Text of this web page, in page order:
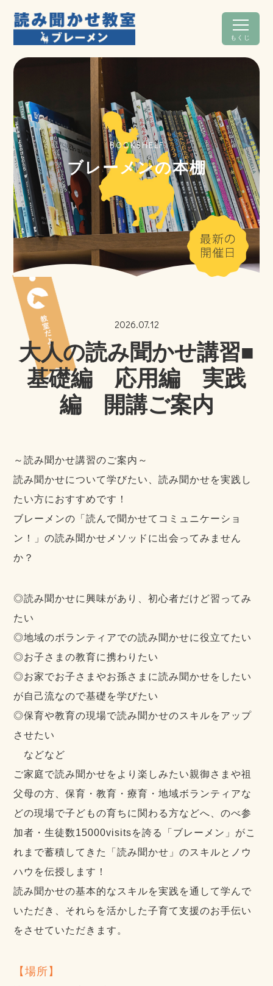
もくじ
BOOKSHELF
ブレーメンの本棚
2026.07.12
大人の読み聞かせ講習■
基礎編 応用編 実践
編 開講ご案内
～読み聞かせ講習のご案内～
読み聞かせについて学びたい、読み聞かせを実践し
たい方におすすめです！
ブレーメンの「読んで聞かせてコミュニケーショ
ン！」の読み聞かせメソッドに出会ってみません
か？
◎読み聞かせに興味があり、初心者だけど習ってみ
たい
◎地域のボランティアでの読み聞かせに役立てたい
◎お子さまの教育に携わりたい
◎お家でお子さまやお孫さまに読み聞かせをしたい
が自己流なので基礎を学びたい
◎保育や教育の現場で読み聞かせのスキルをアップ
させたい
などなど
ご家庭で読み聞かせをより楽しみたい親御さまや祖
父母の方、保育・教育・療育・地域ボランティアな
どの現場で子どもの育ちに関わる方などへ、のべ参
加者・生徒数15000visitsを誇る「ブレーメン」がこ
れまで蓄積してきた「読み聞かせ」のスキルとノウ
ハウを伝授します！
読み聞かせの基本的なスキルを実践を通して学んで
いただき、それらを活かした子育て支援のお手伝い
をさせていただきます。
【場所】